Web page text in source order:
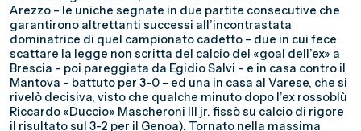
Arezzo – le uniche segnate in due partite consecutive che
garantirono altrettanti successi all’incontrastata
dominatrice di quel campionato cadetto – due in cui fece
scattare la legge non scritta del calcio del «goal dell’ex» a
Brescia – poi pareggiata da Egidio Salvi – e in casa contro il
Mantova – battuto per 3-0 – ed una in casa al Varese, che si
rivelò decisiva, visto che qualche minuto dopo l’ex rossoblù
Riccardo «Duccio» Mascheroni III jr. fissò su calcio di rigore
il risultato sul 3-2 per il Genoa). Tornato nella massima